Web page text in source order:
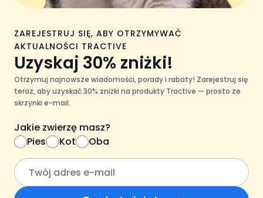
ZAREJESTRUJ SIĘ, ABY OTRZYMYWAĆ
AKTUALNOŚCI TRACTIVE
Uzyskaj 30% zniżki!
Otrzymuj najnowsze wiadomości, porady i rabaty! Zarejestruj się
teraz, aby uzyskać 30% zniżki na produkty Tractive — prosto ze
skrzynki e-mail.
Jakie zwierzę masz?
Pies
Kot Oba